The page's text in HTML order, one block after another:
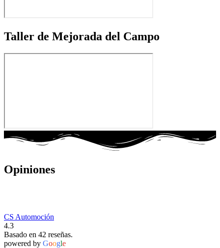
Taller de Mejorada del Campo
Opiniones
CS Automoción
4.3
Basado en 42 reseñas.
powered by Google